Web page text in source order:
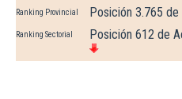
Ranking Provincial Posición 3.765
Ranking Sectorial Posición 612 de